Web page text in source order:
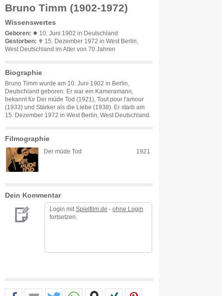
Bruno Timm (1902-1972)
Wissenswertes
Geboren: ✹ 10. Juni 1902 in Deutschland
Gestorben: ✟ 15. Dezember 1972 in West Berlin,
West Deutschland im Alter von 70 Jahren
Biographie
Bruno Timm wurde am 10. Juni 1902 in Berlin,
Deutschland geboren. Er war ein Kameramann,
bekannt für Der müde Tod (1921), Tout pour l'amour
(1933) und Stärker als die Liebe (1938). Er starb am
15. Dezember 1972 in West Berlin, West Deutschland.
Filmographie
Der müde Tod 1921
Dein Kommentar
Login mit Spielfilm.de - ohne Login
fortsetzen.